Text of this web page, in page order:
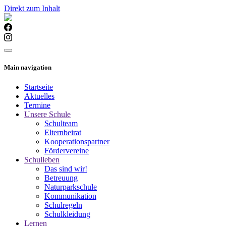
Direkt zum Inhalt
Main navigation
Startseite
Aktuelles
Termine
Unsere Schule
Schulteam
Elternbeirat
Kooperationspartner
Fördervereine
Schulleben
Das sind wir!
Betreuung
Naturparkschule
Kommunikation
Schulregeln
Schulkleidung
Lernen